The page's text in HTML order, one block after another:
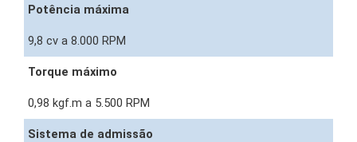
Potência máxima
9,8 cv a 8.000 RPM
Torque máximo
0,98 kgf.m a 5.500 RPM
Sistema de admissão